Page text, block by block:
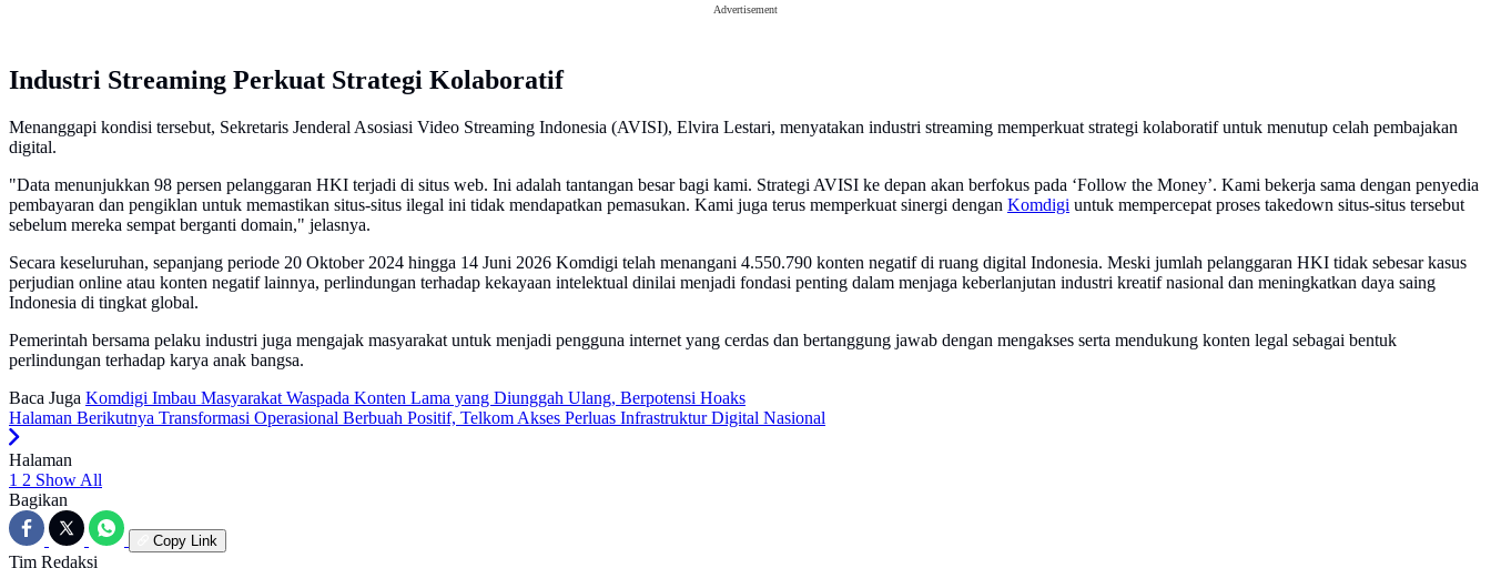
Advertisement
Industri Streaming Perkuat Strategi Kolaboratif
Menanggapi kondisi tersebut, Sekretaris Jenderal Asosiasi Video Streaming Indonesia (AVISI), Elvira Lestari, menyatakan industri streaming memperkuat strategi kolaboratif untuk menutup celah pembajakan
digital.
"Data menunjukkan 98 persen pelanggaran HKI terjadi di situs web. Ini adalah tantangan besar bagi kami. Strategi AVISI ke depan akan berfokus pada ‘Follow the Money’. Kami bekerja sama dengan penyedia
pembayaran dan pengiklan untuk memastikan situs-situs ilegal ini tidak mendapatkan pemasukan. Kami juga terus memperkuat sinergi dengan Komdigi untuk mempercepat proses takedown situs-situs tersebut
sebelum mereka sempat berganti domain," jelasnya.
Secara keseluruhan, sepanjang periode 20 Oktober 2024 hingga 14 Juni 2026 Komdigi telah menangani 4.550.790 konten negatif di ruang digital Indonesia. Meski jumlah pelanggaran HKI tidak sebesar kasus
perjudian online atau konten negatif lainnya, perlindungan terhadap kekayaan intelektual dinilai menjadi fondasi penting dalam menjaga keberlanjutan industri kreatif nasional dan meningkatkan daya saing
Indonesia di tingkat global.
Pemerintah bersama pelaku industri juga mengajak masyarakat untuk menjadi pengguna internet yang cerdas dan bertanggung jawab dengan mengakses serta mendukung konten legal sebagai bentuk
perlindungan terhadap karya anak bangsa.
Baca Juga Komdigi Imbau Masyarakat Waspada Konten Lama yang Diunggah Ulang, Berpotensi Hoaks
Halaman Berikutnya Transformasi Operasional Berbuah Positif, Telkom Akses Perluas Infrastruktur Digital Nasional
Halaman
1 2 Show All
Bagikan
Copy Link
Tim Redaksi